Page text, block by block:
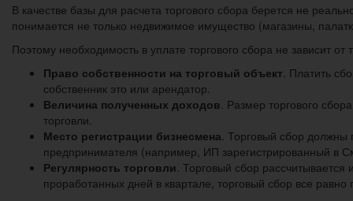
В качестве базы для расчета торгового сбора берется не
понимается не только недвижимое имущество (магазины,
Поэтому необходимость в уплате торгового сбора не зависит от
Право собственности на торговый объект . Платить
собственник это или арендатор.
Величина полученных доходов . Размер торгового
торговли.
Место регистрации бизнесмена . Торговый сбор должны
предпринимателя (например, ИП зарегистрированный в
Регулярность торговли . Торговый сбор
проработанных дней в квартале, торговый сбор все